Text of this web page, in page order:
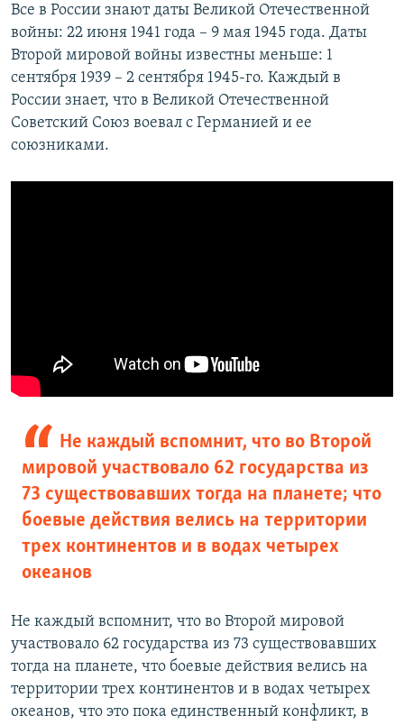
Все в России знают даты Великой Отечественной
войны: 22 июня 1941 года – 9 мая 1945 года. Даты
Второй мировой войны известны меньше: 1
сентября 1939 – 2 сентября 1945-го. Каждый в
России знает, что в Великой Отечественной
Советский Союз воевал с Германией и ее
союзниками.
Не каждый вспомнит, что во Второй
мировой участвовало 62 государства из
73 существовавших тогда на планете; что
боевые действия велись на территории
трех континентов и в водах четырех
океанов
Не каждый вспомнит, что во Второй мировой
участвовало 62 государства из 73 существовавших
тогда на планете, что боевые действия велись на
территории трех континентов и в водах четырех
океанов, что это пока единственный конфликт, в